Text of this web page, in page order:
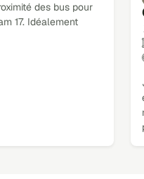
des bus pour
17. Idéalement